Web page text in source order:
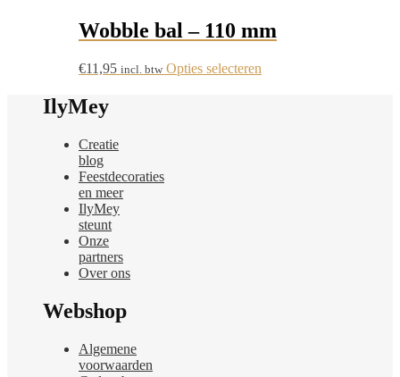
€1,95
Wobble bal – 110 mm
€11,95 incl. btw Opties selecteren
IlyMey
Creatie
blog
Feestdecoraties
en meer
IlyMey
steunt
Onze
partners
Over ons
Webshop
Algemene
voorwaarden